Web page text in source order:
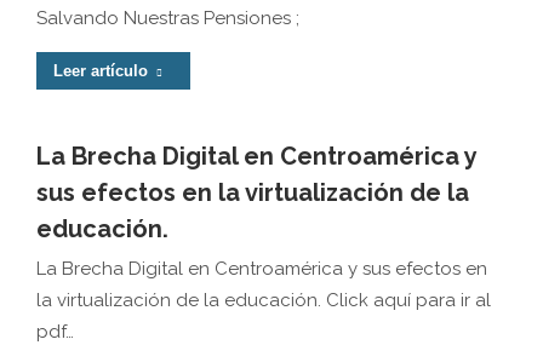
Salvando Nuestras Pensiones ;
Leer artículo
La Brecha Digital en Centroamérica y
sus efectos en la virtualización de la
educación.
La Brecha Digital en Centroamérica y sus efectos en
la virtualización de la educación. Click aquí para ir al
pdf…